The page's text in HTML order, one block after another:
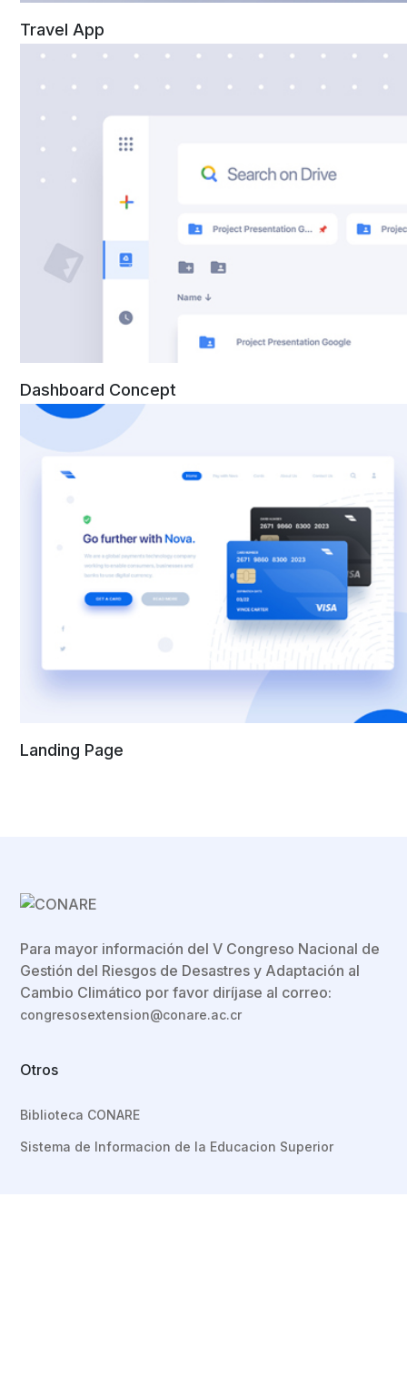
Travel App
Dashboard Concept
Landing Page
Para mayor información del V Congreso Nacional de
Gestión del Riesgos de Desastres y Adaptación al
Cambio Climático por favor diríjase al correo:
congresosextension@conare.ac.cr
Otros
Biblioteca CONARE
Sistema de Informacion de la Educacion Superior